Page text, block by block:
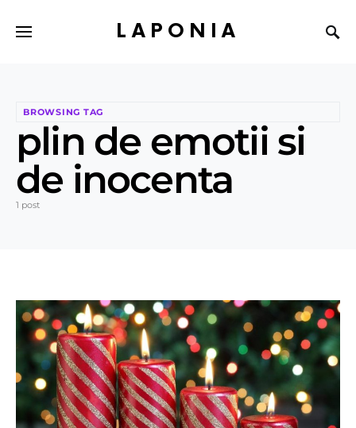
LAPONIA
BROWSING TAG
plin de emotii si
de inocenta
1 post